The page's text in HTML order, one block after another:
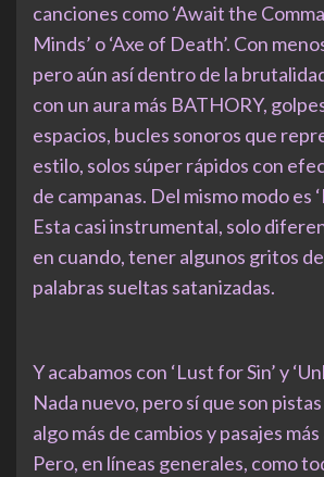
canciones como ‘Await the
Minds’ o ‘Axe of Death’. Con
pero aún así dentro de la
con un aura más BATHORY,
espacios, bucles sonoros que
estilo, solos súper rápidos con
de campanas. Del mismo modo es
Esta casi instrumental, solo
en cuando, tener algunos gritos
palabras sueltas satanizadas.
Y acabamos con ‘Lust for Sin’ y
Nada nuevo, pero sí que son
algo más de cambios y pasajes
Pero, en líneas generales, como